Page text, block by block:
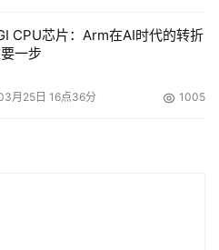
率，但同时也对金融数据安全
也将向“数字金融、智能金融”
精英，共同为信创时代下商业
息化发展提供了诸多有价值的
CPU芯片：Arm在AI时代的转折
一步
月25日 16点36分 1005